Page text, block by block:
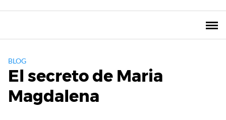
BLOG
El secreto de Maria
Magdalena